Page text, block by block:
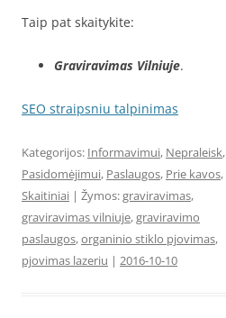
Taip pat skaitykite:
Graviravimas Vilniuje.
SEO straipsniu talpinimas
Kategorijos: Informavimui, Nepraleisk,
Pasidomėjimui, Paslaugos, Prie kavos,
Skaitiniai | Žymos:graviravimas,
graviravimas vilniuje,graviravimo
paslaugos,organinio stiklo pjovimas,
pjovimas lazeriu | 2016-10-10